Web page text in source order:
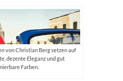
von Christian Berg setzen auf
dezente Eleganz und gut
Farben.